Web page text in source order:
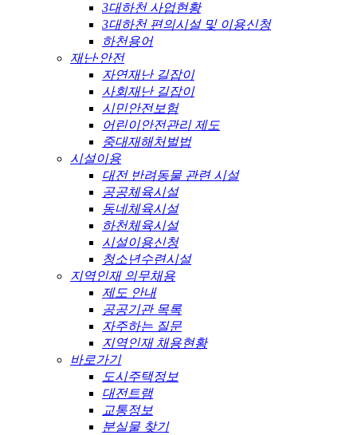
3대하천 사업현황
3대하천 편의시설 및 이용신청
하천용어
재난·안전
자연재난 길잡이
사회재난 길잡이
시민안전보험
어린이안전관리 제도
중대재해처벌법
시설이용
대전 반려동물 관련 시설
공공체육시설
동네체육시설
하천체육시설
시설이용신청
청소년수련시설
지역인재 의무채용
제도 안내
공공기관 목록
자주하는 질문
지역인재 채용현황
바로가기
도시주택정보
대전트램
교통정보
분실물 찾기